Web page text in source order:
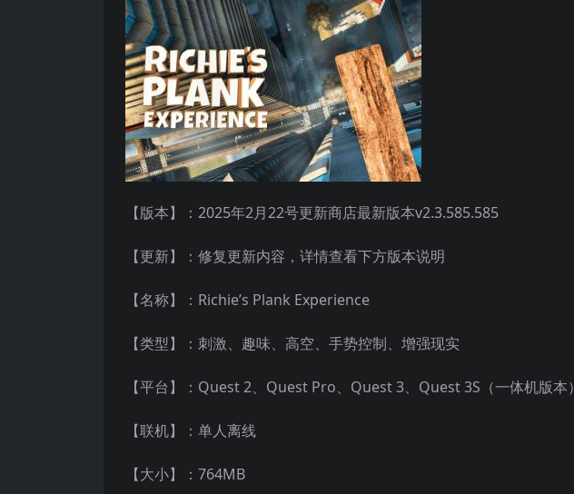
【版本】：2025年2月22号更新商店最新版本v2.3.585.585
【更新】：修复更新内容，详情查看下方版本说明
【名称】：Richie’s Plank Experience
【类型】：刺激、趣味、高空、手势控制、增强现实
【平台】：Quest 2、Quest Pro、Quest 3、Quest 3S（一体机版本）
【联机】：单人离线
【大小】：764MB